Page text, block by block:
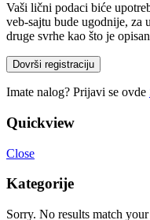
Vaši lični podaci biće
veb-sajtu bude ugodnije, za
druge svrhe kao što je
Dovrši registraciju
Imate nalog? Prijavi se ovde
Quickview
Close
Kategorije
Sorry. No results match your